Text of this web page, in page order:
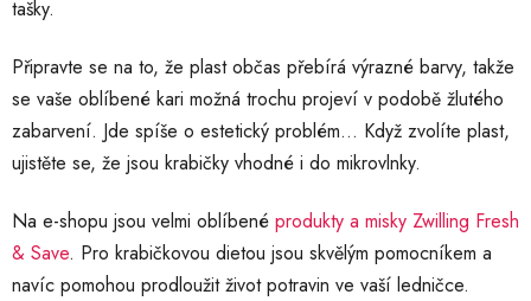
tašky.
Připravte se na to, že plast občas přebírá výrazné barvy, takže
se vaše oblíbené kari možná trochu projeví v podobě žlutého
zabarvení. Jde spíše o estetický problém… Když zvolíte plast,
ujistěte se, že jsou krabičky vhodné i do mikrovlnky.
Na e-shopu jsou velmi oblíbené produkty a misky Zwilling Fresh
& Save. Pro krabičkovou dietou jsou skvělým pomocníkem a
navíc pomohou prodloužit život potravin ve vaší ledničce.